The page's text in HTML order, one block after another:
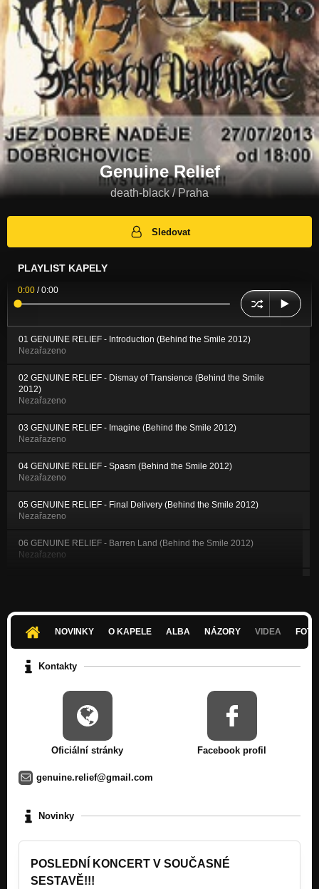
Genuine Relief
death-black / Praha
Sledovat
PLAYLIST KAPELY
0:00 /0:00
01 GENUINE RELIEF - Introduction (Behind the Smile 2012)
Nezařazeno
02 GENUINE RELIEF - Dismay of Transience (Behind the Smile
2012)
Nezařazeno
03 GENUINE RELIEF - Imagine (Behind the Smile 2012)
Nezařazeno
04 GENUINE RELIEF - Spasm (Behind the Smile 2012)
Nezařazeno
05 GENUINE RELIEF - Final Delivery (Behind the Smile 2012)
Nezařazeno
06 GENUINE RELIEF - Barren Land (Behind the Smile 2012)
Nezařazeno
Nezařazeno
09 GENUINE RELIEF - Worthless (Behind the Smile 2012)
Nezařazeno
10 GENUINE RELIEF - Behind the Smile (Behind the Smile 2012)
Shreds of Sanity (Demo 2011)
Nezařazeno
Caress for Soul (Demo 2011)
Nezařazeno
Crimson Sun (Promo 2010)
Nezařazeno
NOVINKY O KAPELE ALBA NÁZORY VIDEA
Kontakty
Oficiální stránky Facebook profil
genuine.relief@gmail.com
Novinky
POSLEDNÍ KONCERT V SOUČASNÉ
SESTAVĚ!!!